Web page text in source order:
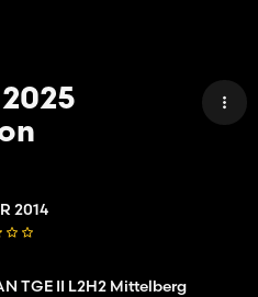
2014
TGE II L2H2 Mittelberg